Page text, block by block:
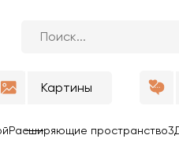
Картины
Расширяющие пространство